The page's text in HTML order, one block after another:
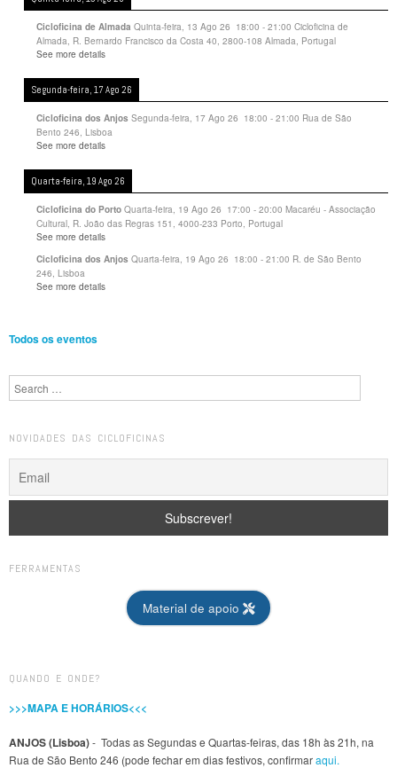
Cicloficina de Almada Quinta-feira, 13 Ago 26 18:00 - 21:00 Cicloficina de
Almada, R. Bernardo Francisco da Costa 40, 2800-108 Almada, Portugal
See more details
Segunda-feira, 17 Ago 26
Cicloficina dos Anjos Segunda-feira, 17 Ago 26 18:00 - 21:00 Rua de São
Bento 246, Lisboa
See more details
Quarta-feira, 19 Ago 26
Cicloficina do Porto Quarta-feira, 19 Ago 26 17:00 - 20:00 Macaréu - Associação
Cultural, R. João das Regras 151, 4000-233 Porto, Portugal
See more details
Cicloficina dos Anjos Quarta-feira, 19 Ago 26 18:00 - 21:00 R. de São Bento
246, Lisboa
See more details
Todos os eventos
Search
NOVIDADES DAS CICLOFICINAS
FERRAMENTAS
Material de apoio
QUANDO E ONDE?
>>>MAPA E HORÁRIOS<<<
ANJOS (Lisboa)- Todas as Segundas e Quartas-feiras, das 18h às 21h, na
Rua de São Bento 246 (pode fechar em dias festivos, confirmaraqui.